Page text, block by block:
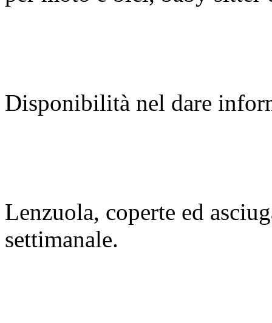
Disponibilità nel dare
Lenzuola, coperte ed
settimanale.